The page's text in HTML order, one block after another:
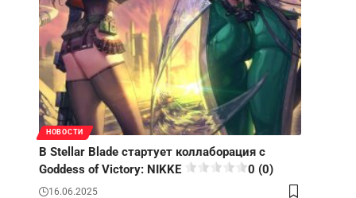
НОВОСТИ
В Stellar Blade стартует коллаборация с
Goddess of Victory: NIKKE
0 (0)
16.06.2025